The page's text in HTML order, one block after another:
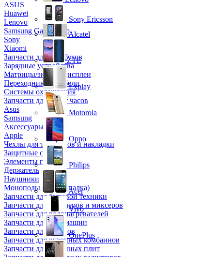
ASUS
Huawei
Lenovo
Samsung Galaxy Tab
Sony
Xiaomi
Запчасти для ноутбуков
Зарядные устройства
Матрицы/экраны/дисплеи
Переходники и кабели
Системы охлаждения
Запчасти для смарт часов
Asus
Samsung
Аксессуары
Apple
Чехлы для телефонов и накладки
Защитные стекла
Элементы питания
Держатель
Наушники
Моноподы (Селфи палка)
Запчасти для бытовой техники
Запчасти для блендеров и миксеров
Запчасти для водонагревателей
Запчасти для кофемашин
Запчасти для кулеров
Запчасти для кухонных комбаинов
Запчасти для кухонных плит
Sony Ericsson
Alcatel
ZTE
Explay
Motorola
Oppo
Philips
Acer
Vivo
OnePlus